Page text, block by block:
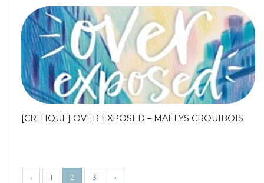
[CRITIQUE] OVER EXPOSED – MAËLYS CROUÏBOIS
‹ 1 2 3 ›